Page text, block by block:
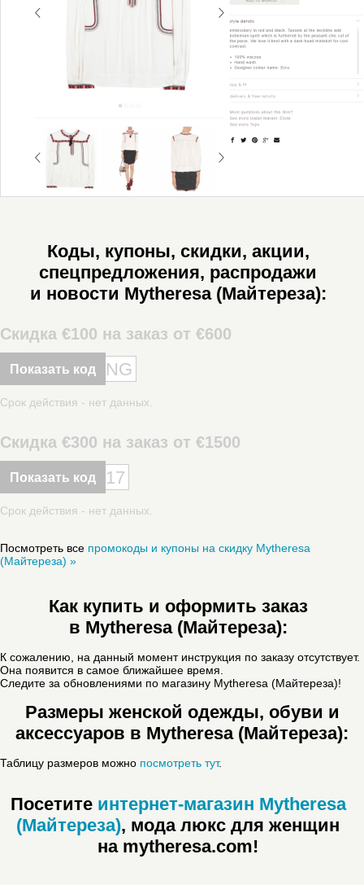
Коды, купоны, скидки, акции,
спецпредложения, распродажи
и новости Mytheresa (Майтереза):
Скидка €100 на заказ от €600
Показать код NG
Срок действия - нет данных.
Скидка €300 на заказ от €1500
Показать код 17
Срок действия - нет данных.
Посмотреть все промокоды и купоны на скидку Mytheresa
(Майтереза) »
Как купить и оформить заказ
в Mytheresa (Майтереза):
К сожалению, на данный момент инструкция по заказу отсутствует.
Она появится в самое ближайшее время.
Следите за обновлениями по магазину Mytheresa (Майтереза)!
Размеры женской одежды, обуви и
аксессуаров в Mytheresa (Майтереза):
Таблицу размеров можно посмотреть тут.
Посетите интернет-магазин Mytheresa
(Майтереза), мода люкс для женщин
на mytheresa.com!